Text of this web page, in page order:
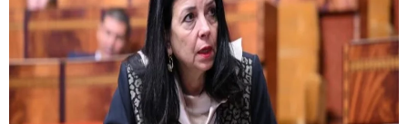
Tourisme
Régions